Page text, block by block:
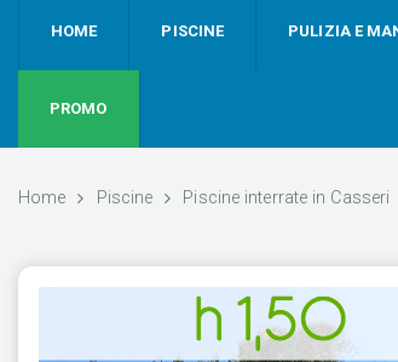
HOME PISCINE PULIZIA E
PROMO
Home Piscine Piscine interrate in Casseri